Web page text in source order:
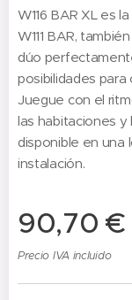
W116 BAR XL es
W111 BAR,
dúo
posibilidades para
Juegue con el
las habitaciones y
disponible en una
instalación.
90,70 €
Precio IVA incluido